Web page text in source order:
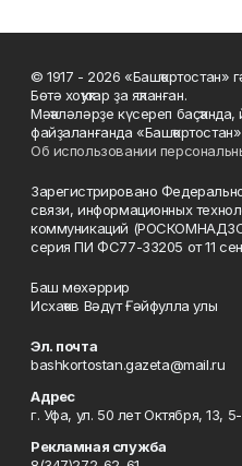
© 1917 - 2026 «Башҡортостан»
Бөтә хоҡуҡтар ҙа яҡланған.
Мәҡәләләрҙе күсереп
файҙаланғанда
Об использовании
Зарегистрировано
связи, информационных
коммуникаций
серия ПИ ФС77-33205 от 11
Баш мөхәррир
Исхаҡов Вәдүт Ғәйфулла улы
Эл. почта
bashkortostan.gazeta@mail.ru
Адрес
г. Уфа, ул. 50 лет Октября, 13,
Рекламная служба